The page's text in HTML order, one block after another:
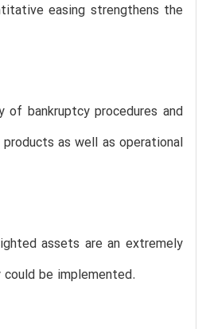
easing strengthens the
bankruptcy procedures and
as well as operational
assets are an extremely
be implemented.